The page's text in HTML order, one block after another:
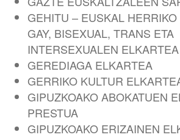
GEHITU – EUSKAL
GAY, BISEXUAL, TRANS ETA
INTERSEXUALEN ELKARTEA
GEREDIAGA ELKARTEA
GERRIKO KULTUR
GIPUZKOAKO ABOKATUEN
PRESTUA
GIPUZKOAKO ERIZAINEN